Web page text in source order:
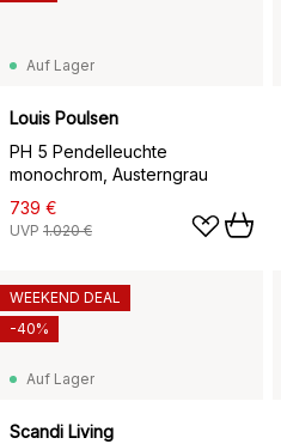
Auf Lager
Louis Poulsen
PH 5 Pendelleuchte
monochrom, Austerngrau
739 €
UVP 1.020 €
Auf Lager
Scandi Living
WEEKEND DEAL
-40%